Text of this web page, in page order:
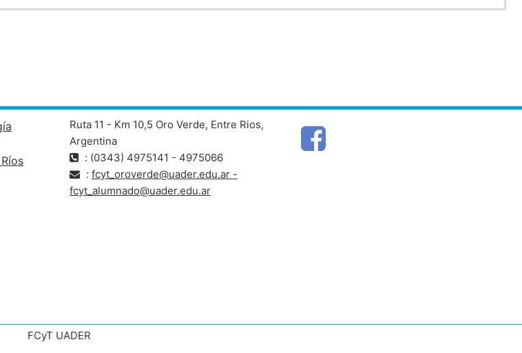
Ruta 11 - Km 10,5 Oro Verde, Entre Rios,
Argentina
: (0343) 4975141 - 4975066
: fcyt_oroverde@uader.edu.ar -
fcyt_alumnado@uader.edu.ar
FCyT UADER